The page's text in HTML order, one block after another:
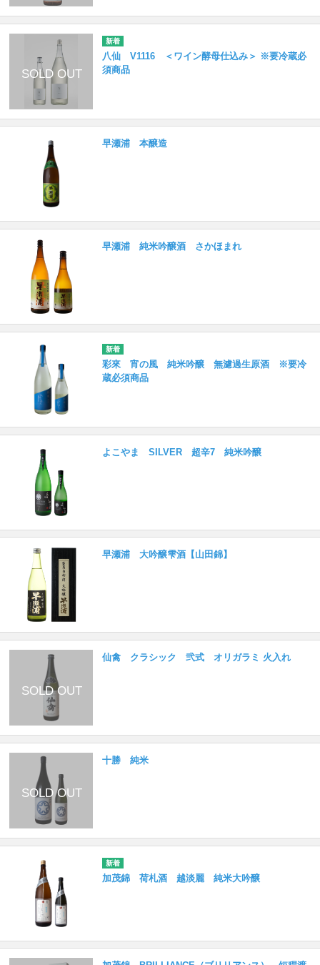
八仙 V1116 ＜ワイン酵母仕込み＞ ※要冷蔵必
須商品
早瀬浦 本醸造
早瀬浦 純米吟醸酒 さかほまれ
彩來 宵の風 純米吟醸 無濾過生原酒 ※要冷
蔵必須商品
よこやま SILVER 超辛7 純米吟醸
早瀬浦 大吟醸雫酒【山田錦】
仙禽 クラシック 弐式 オリガラミ 火入れ
十勝 純米
加茂錦 荷札酒 越淡麗 純米大吟醸